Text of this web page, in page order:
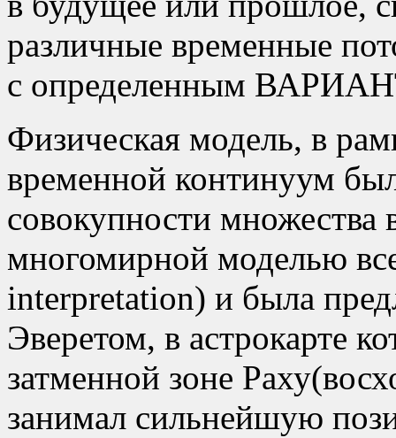
различные временные
с определенным
Физическая модель, в
временной континуум
совокупности множества
многомирной моделью
interpretation) и была
Эверетом, в астрокарте
затменной зоне
занимал сильнейшую